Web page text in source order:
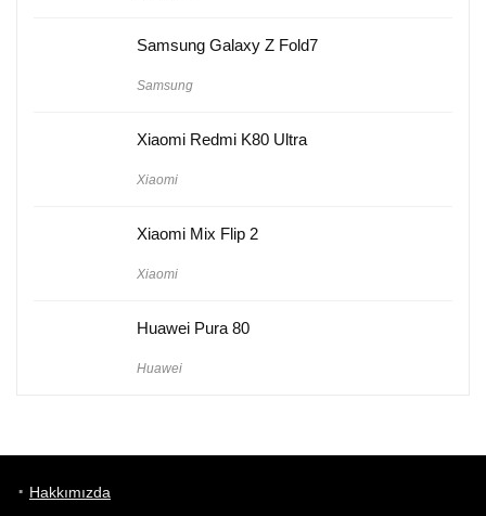
Samsung Galaxy Z Fold7
Samsung
Xiaomi Redmi K80 Ultra
Xiaomi
Xiaomi Mix Flip 2
Xiaomi
Huawei Pura 80
Huawei
Hakkımızda